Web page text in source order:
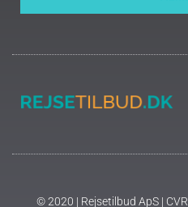
© 2020 | Rejsetilbud ApS |